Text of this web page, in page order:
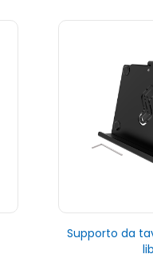
Supporto da